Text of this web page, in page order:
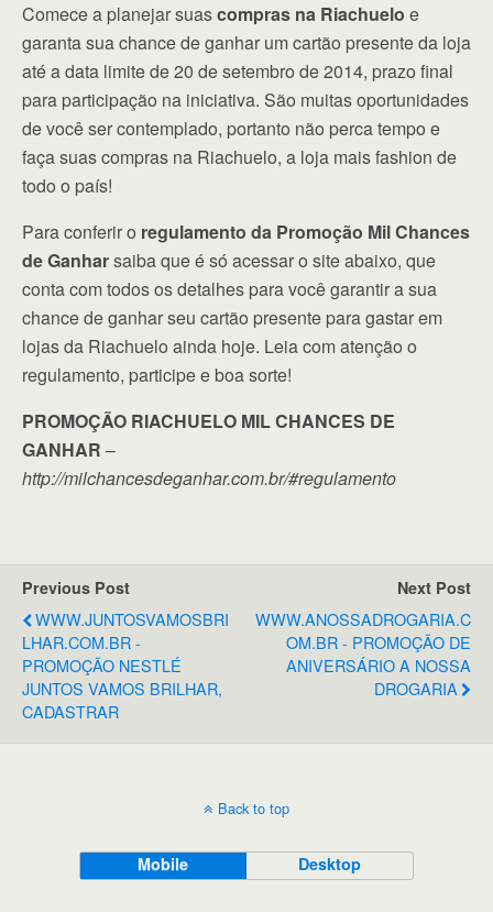
Comece a planejar suascompras na Riachuelo e
garanta sua chance de ganhar um cartão presente da loja
até a data limite de 20 de setembro de 2014, prazo final
para participação na iniciativa. São muitas oportunidades
de você ser contemplado, portanto não perca tempo e
faça suas compras na Riachuelo, a loja mais fashion de
todo o país!
Para conferir o regulamento da Promoção Mil Chances
de Ganharsaiba que é só acessar o site abaixo, que
conta com todos os detalhes para você garantir a sua
chance de ganhar seu cartão presente para gastar em
lojas da Riachuelo ainda hoje. Leia com atenção o
regulamento, participe e boa sorte!
PROMOÇÃO RIACHUELO MIL CHANCES DE
GANHAR –
http://milchancesdeganhar.com.br/#regulamento
Previous Post
WWW.JUNTOSVAMOSBRI
LHAR.COM.BR -
PROMOÇÃO NESTLÉ
JUNTOS VAMOS BRILHAR,
CADASTRAR
Next Post
WWW.ANOSSADROGARIA.C
OM.BR - PROMOÇÃO DE
ANIVERSÁRIO A NOSSA
DROGARIA
Back to top
Mobile Desktop